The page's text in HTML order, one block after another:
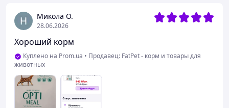
Микола О.
28.06.2026
Хороший корм
Куплено на Prom.ua • Продавец: FatPet - корм и товары для
животных